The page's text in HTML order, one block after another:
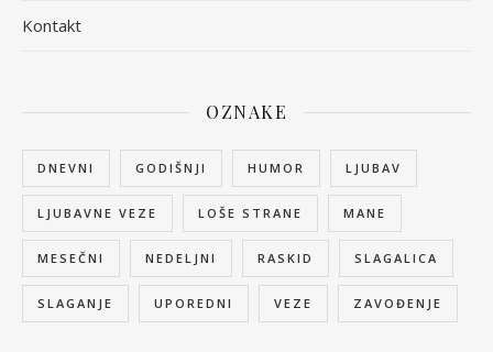
Kontakt
OZNAKE
DNEVNI GODIŠNJI HUMOR LJUBAV
LJUBAVNE VEZE LOŠE STRANE MANE
MESEČNI NEDELJNI RASKID SLAGALICA
SLAGANJE UPOREDNI VEZE ZAVOĐENJE